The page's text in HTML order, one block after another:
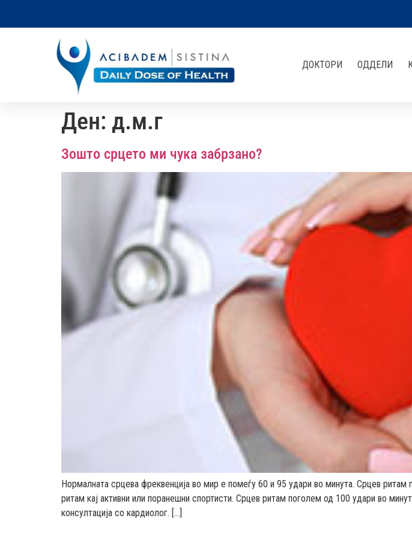
ДОКТОРИ ОДДЕЛИ
Ден: д.м.г
Зошто срцето ми чука забрзано?
Нормалната срцева фреквенција во мир е помеѓу 60 и 95 удари во минута. Срцев
ритам кај активни или поранешни спортисти. Срцев ритам поголем од 100 удари во
консултација со кардиолог. […]